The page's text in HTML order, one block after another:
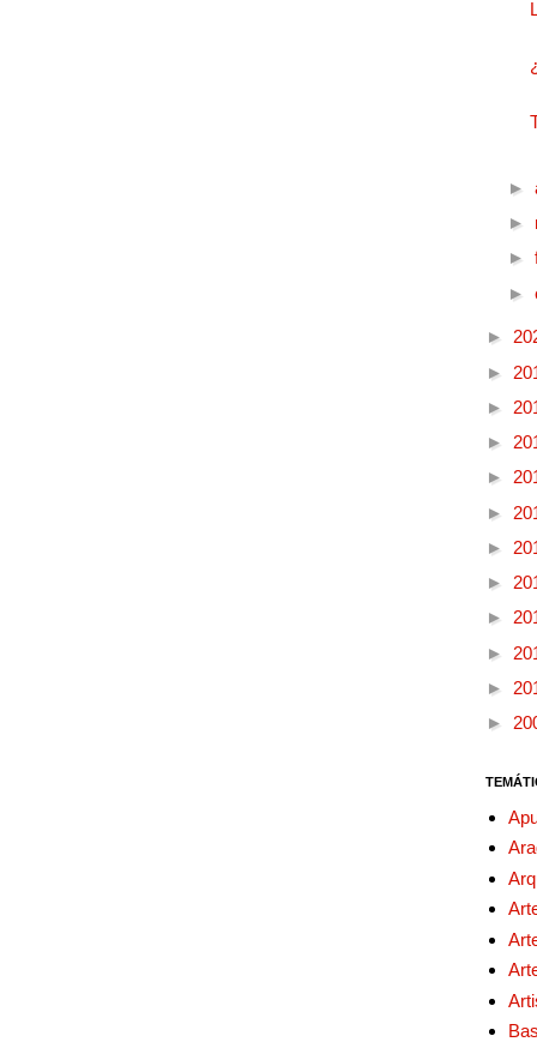
►
►
►
►
►
►
►
►
►
►
►
►
►
►
►
►